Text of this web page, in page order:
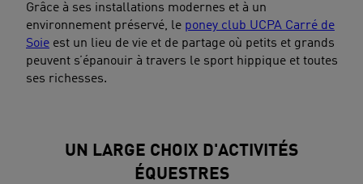
Grâce à ses installations modernes et à un
environnement préservé, le poney club UCPA Carré de
Soie est un lieu de vie et de partage où petits et grands
peuvent s’épanouir à travers le sport hippique et toutes
ses richesses.
UN LARGE CHOIX D'ACTIVITÉS
ÉQUESTRES